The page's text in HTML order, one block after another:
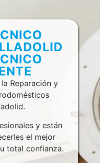
Reparación y
y están
el mejor
total confianza.